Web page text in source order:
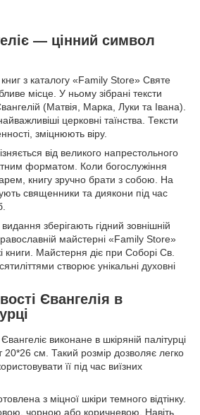
— цінний символ
з каталогу «Family Store» Святе
місце. У ньому зібрані тексти
(Матвія, Марка, Луки та Івана).
церковні таїнства. Тексти
зміцнюють віру.
від великого напрестольного
форматом. Коли богослужіння
книгу зручно брати з собою. На
священники та диякони під час
зберігають гідний зовнішній
майстерні «Family Store»
книги. Майстерня діє при Соборі Св.
створює унікальні духовні
Євангелія в
виконане в шкіряній палітурці
см. Такий розмір дозволяє легко
її під час виїзних
з міцної шкіри темного відтінку.
чорною або коричневою. Навіть